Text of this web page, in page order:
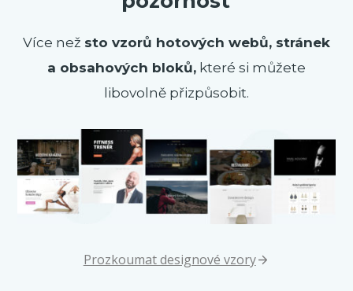
Více než sto vzorů hotových webů, stránek
a obsahových bloků, které si můžete
libovolně přizpůsobit.
Prozkoumat designové vzory